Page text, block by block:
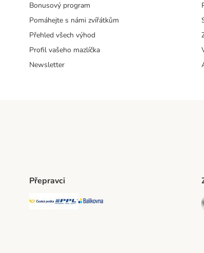
Bonusový program
Pomáhejte s námi zvířátkům
Přehled všech výhod
Profil vašeho mazlíčka
Newsletter
Method
Přepravci
Česká pošta Shipping Method
PPL Shipping Method
Balíkovna Shipping Method